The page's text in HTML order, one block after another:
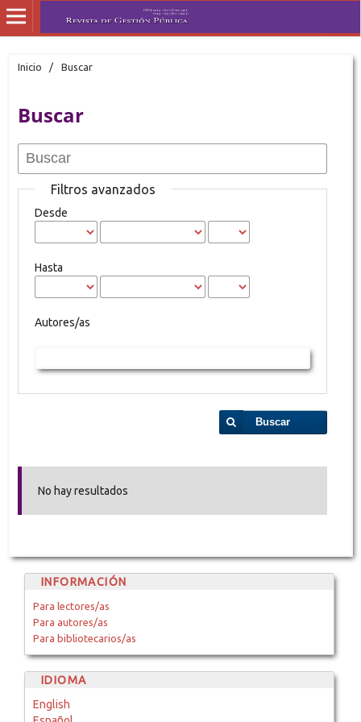
Inicio / Buscar
Buscar
Filtros avanzados
Desde
Hasta
Autores/as
Buscar
No hay resultados
INFORMACIÓN
Para lectores/as
Para autores/as
Para bibliotecarios/as
IDIOMA
English